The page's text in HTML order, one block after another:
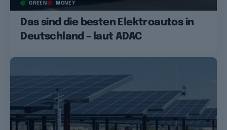
GREEN MONEY
Das sind die besten Elektroautos in
Deutschland – laut ADAC